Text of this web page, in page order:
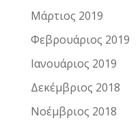
Μάρτιος 2019
Φεβρουάριος 2019
Ιανουάριος 2019
Δεκέμβριος 2018
Νοέμβριος 2018